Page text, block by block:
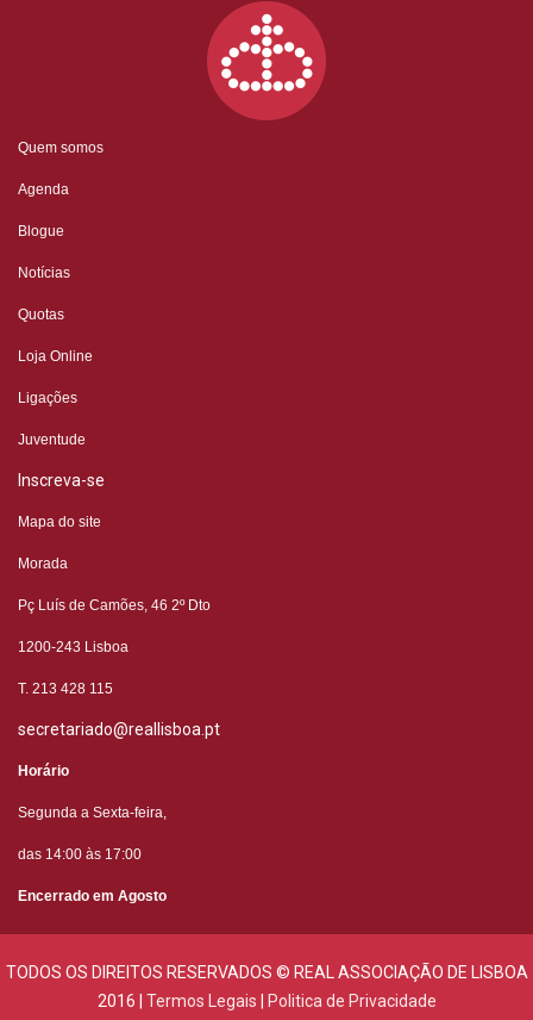
Quem somos
Agenda
Blogue
Notícias
Quotas
Loja Online
Ligações
Juventude
Inscreva-se
Mapa do site
Morada
Pç Luís de Camões, 46 2º Dto
1200-243 Lisboa
T. 213 428 115
secretariado@reallisboa.pt
Horário
Segunda a Sexta-feira,
das 14:00 às 17:00
Encerrado em Agosto
TODOS OS DIREITOS RESERVADOS © REAL ASSOCIAÇÃO DE LISBOA
2016 | Termos Legais Politica de Privacidade